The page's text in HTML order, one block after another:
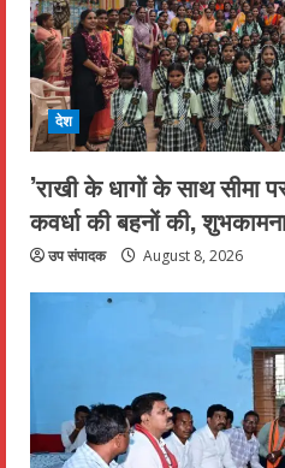
देश
’राखी के धागों के साथ सीमा
कवर्धा की बहनों की,
उप संपादक August 8, 2026